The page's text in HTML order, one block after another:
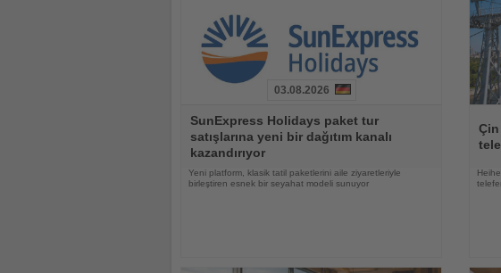
Oku
03.08.2026
SunExpress Holidays paket tur
satışlarına yeni bir dağıtım kanalı
kazandırıyor
Yeni platform, klasik tatil paketlerini aile ziyaretleriyle
birleştiren esnek bir seyahat modeli sunuyor
Oku